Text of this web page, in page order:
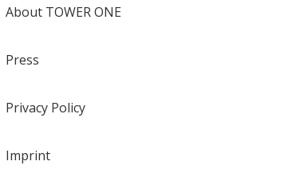
About TOWER ONE
Press
Privacy Policy
Imprint